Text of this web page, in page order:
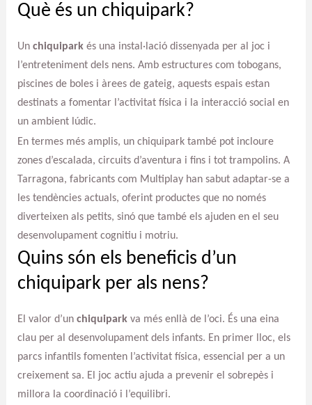
Què és un chiquipark?
Un chiquiparkés una instal·lació dissenyada per al joc i
l’entreteniment dels nens. Amb estructures com tobogans,
piscines de boles i àrees de gateig, aquests espais estan
destinats a fomentar l’activitat física i la interacció social en
un ambient lúdic.
En termes més amplis, un chiquipark també pot incloure
zones d’escalada, circuits d’aventura i fins i tot trampolins. A
Tarragona, fabricants com Multiplay han sabut adaptar-se a
les tendències actuals, oferint productes que no només
diverteixen als petits, sinó que també els ajuden en el seu
desenvolupament cognitiu i motriu.
Quins són els beneficis d’un
chiquipark per als nens?
El valor d’un chiquiparkva més enllà de l’oci. És una eina
clau per al desenvolupament dels infants. En primer lloc, els
parcs infantils fomenten l’activitat física, essencial per a un
creixement sa. El joc actiu ajuda a prevenir el sobrepès i
millora la coordinació i l’equilibri.